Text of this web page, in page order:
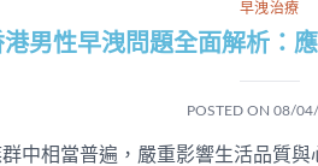
早洩治療
港男性早洩問題全面解析：
POSTED ON 08/
中相當普遍，嚴重影響生活品質